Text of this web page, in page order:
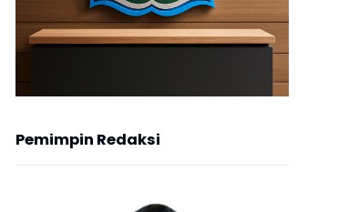
Pemimpin Redaksi